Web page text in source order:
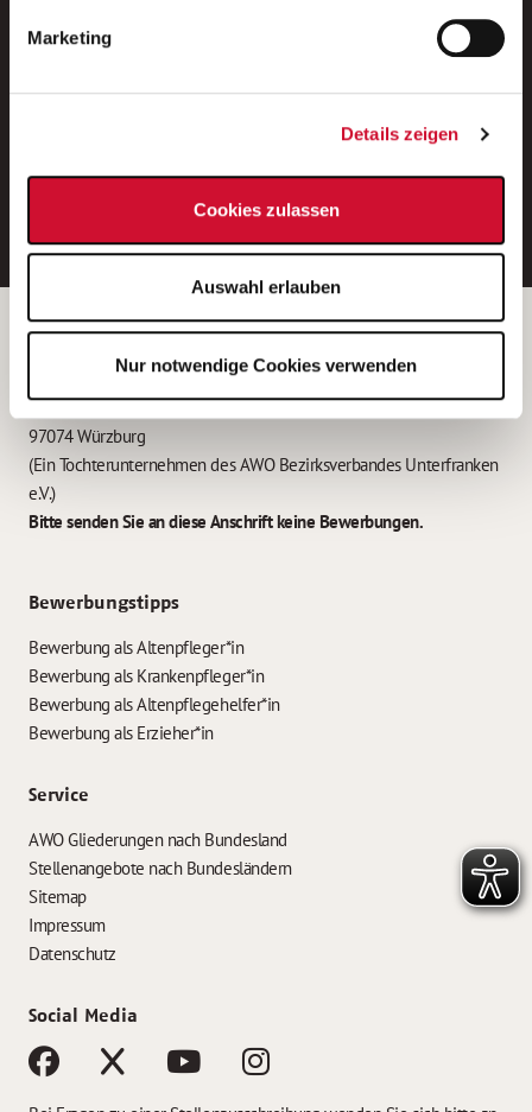
Marketing
Details zeigen
Cookies zulassen
Auswahl erlauben
Nur notwendige Cookies verwenden
E-Mail-Adresse eintragen
Betreiber der Webseite
Garitz Bewirtschaftungsbetriebe GmbH
Kantstraße 45a
97074 Würzburg
(Ein Tochterunternehmen des AWO Bezirksverbandes Unterfranken
e.V.)
Bitte senden Sie an diese Anschrift keine Bewerbungen.
Bewerbungstipps
Bewerbung als Altenpfleger*in
Bewerbung als Krankenpfleger*in
Bewerbung als Altenpflegehelfer*in
Bewerbung als Erzieher*in
Service
AWO Gliederungen nach Bundesland
Stellenangebote nach Bundesländern
Sitemap
Impressum
Datenschutz
Social Media